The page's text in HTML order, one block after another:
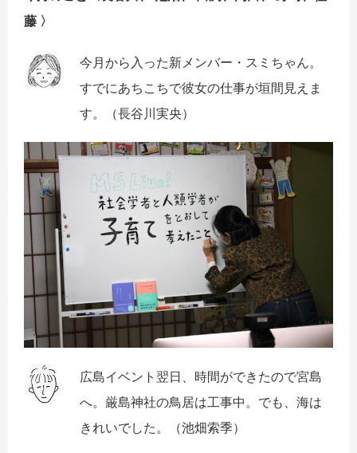
藤 〉
今月から入った新メンバー・スミちゃん。
すでにあちこちで彼女の仕事が垣間見えま
す。（長谷川実央）
広島イベント翌日、時間ができたので宮島
へ。 厳島神社の鳥居は工事中。でも、海は
きれいでした。
（池畑索季）